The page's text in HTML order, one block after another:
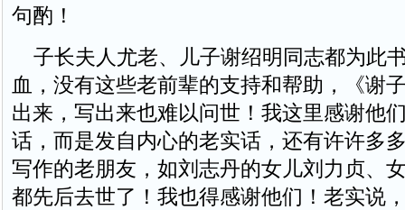
句酌！
子长夫人尤老、儿子谢绍明同志都为此
血，没有这些老前辈的支持和帮助，《谢
出来，写出来也难以问世！我这里感谢他
话，而是发自内心的老实话，还有许许多
写作的老朋友，如刘志丹的女儿刘力贞、
都先后去世了！我也得感谢他们！老实说